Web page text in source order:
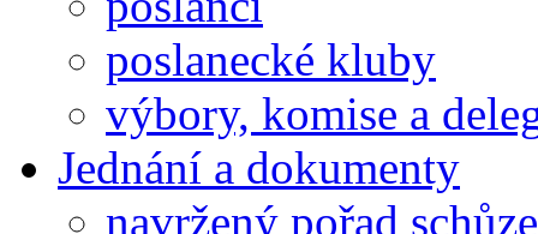
poslanecké kluby
výbory, komise a
Jednání a dokumenty
navržený pořad schůze